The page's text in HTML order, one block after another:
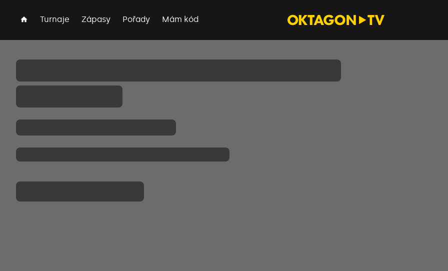
Turnaje Zápasy Pořady Mám kód